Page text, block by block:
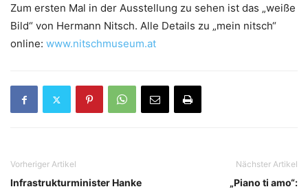
Zum ersten Mal in der Ausstellung zu sehen ist das „weiße
Bild“ von Hermann Nitsch. Alle Details zu „mein nitsch“
online: www.nitschmuseum.at
Vorheriger Artikel
Infrastrukturminister Hanke
Nächster Artikel
„Piano ti amo“: